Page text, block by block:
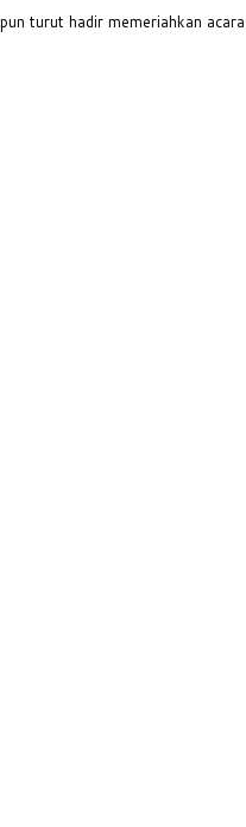
turut hadir memeriahkan